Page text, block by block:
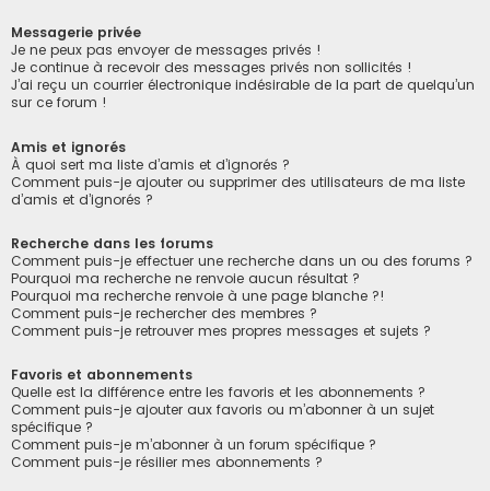
Messagerie privée
Je ne peux pas envoyer de messages privés !
Je continue à recevoir des messages privés non sollicités !
J’ai reçu un courrier électronique indésirable de la part de quelqu’un
sur ce forum !
Amis et ignorés
À quoi sert ma liste d’amis et d’ignorés ?
Comment puis-je ajouter ou supprimer des utilisateurs de ma liste
d’amis et d’ignorés ?
Recherche dans les forums
Comment puis-je effectuer une recherche dans un ou des forums ?
Pourquoi ma recherche ne renvoie aucun résultat ?
Pourquoi ma recherche renvoie à une page blanche ?!
Comment puis-je rechercher des membres ?
Comment puis-je retrouver mes propres messages et sujets ?
Favoris et abonnements
Quelle est la différence entre les favoris et les abonnements ?
Comment puis-je ajouter aux favoris ou m’abonner à un sujet
spécifique ?
Comment puis-je m’abonner à un forum spécifique ?
Comment puis-je résilier mes abonnements ?